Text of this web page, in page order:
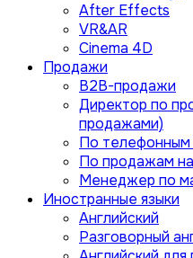
After Effects
VR&AR
Cinema 4D
Продажи
B2B-продажи
Директор по
продажами)
По
По продажам
Менеджер по
Иностранные языки
Английский
Разговорный